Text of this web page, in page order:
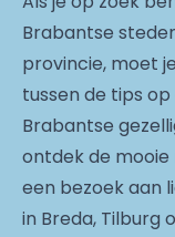
Brabantse
provincie, moet
tussen de tips
Brabantse
ontdek de mooie
een bezoek aan
in Breda, Tilburg